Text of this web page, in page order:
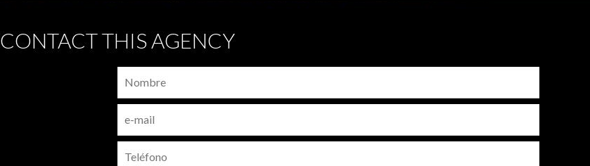
CONTACT THIS AGENCY